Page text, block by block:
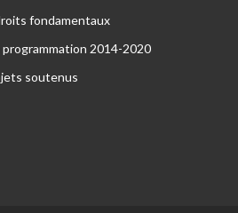
fondamentaux
programmation 2014-2020
soutenus